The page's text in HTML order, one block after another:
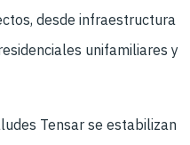
desde infraestructura
unifamiliares y
Tensar se estabilizan